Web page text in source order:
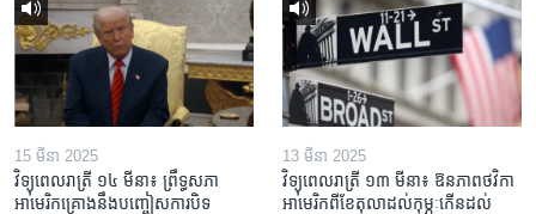
15 មីនា 2025
វិទ្យុពេលរាត្រី ១៤ មីនា៖ ព្រឹទ្ធសភា
អាមេរិកគ្រោងនឹងបញ្ចៀសការបិទ
13 មីនា 2025
វិទ្យុពេលរាត្រី ១៣ មីនា៖ ឱនភាព​ថវិកា​
អាមេរិក​ពី​ខែ​តុលា​ដល់​កុម្ភៈ​កើន​ដល់​